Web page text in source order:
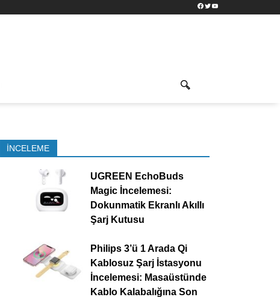
Facebook
TwitterYouTube
İNCELEME
UGREEN EchoBuds
Magic İncelemesi:
Dokunmatik Ekranlı Akıllı
Şarj Kutusu
Philips 3’ü 1 Arada Qi
Kablosuz Şarj İstasyonu
İncelemesi: Masaüstünde
Kablo Kalabalığına Son